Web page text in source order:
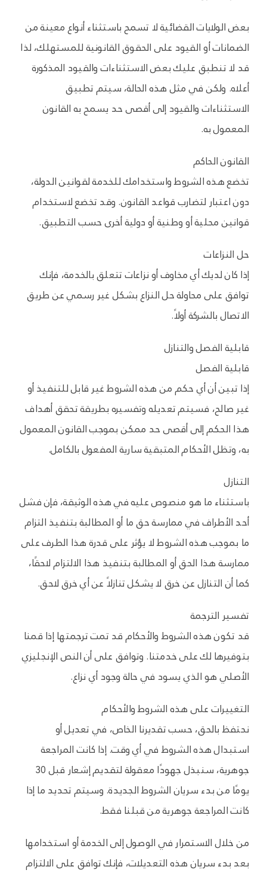
بعض الولايات القضائية لا تسمح باستثناء أنواع معينة من
الضمانات أو القيود على الحقوق القانونية للمستهلك، لذا
قد لا تنطبق عليك بعض الاستثناءات والقيود المذكورة
أعلاه. ولكن في مثل هذه الحالة، سيتم تطبيق
الاستثناءات والقيود إلى أقصى حد يسمح به القانون
المعمول به.
القانون الحاكم
تخضع هذه الشروط واستخدامك للخدمة لقوانين الدولة،
دون اعتبار لتضارب قواعد القانون. وقد تخضع لاستخدام
قوانين محلية أو وطنية أو دولية أخرى حسب التطبيق.
حل النزاعات
إذا كان لديك أي مخاوف أو نزاعات تتعلق بالخدمة، فإنك
توافق على محاولة حل النزاع بشكل غير رسمي عن طريق
الاتصال بالشركة أولاً.
قابلية الفصل والتنازل
قابلية الفصل
إذا تبين أن أي حكم من هذه الشروط غير قابل للتنفيذ أو
غير صالح، فسيتم تعديله وتفسيره بطريقة تحقق أهداف
هذا الحكم إلى أقصى حد ممكن بموجب القانون المعمول
به، وتظل الأحكام المتبقية سارية المفعول بالكامل.
التنازل
باستثناء ما هو منصوص عليه في هذه الوثيقة، فإن فشل
أحد الأطراف في ممارسة حق ما أو المطالبة بتنفيذ التزام
ما بموجب هذه الشروط لا يؤثر على قدرة هذا الطرف على
ممارسة هذا الحق أو المطالبة بتنفيذ هذا الالتزام لاحقًا،
كما أن التنازل عن خرق لا يشكل تنازلاً عن أي خرق لاحق.
تفسير الترجمة
قد تكون هذه الشروط والأحكام قد تمت ترجمتها إذا قمنا
بتوفيرها لك على خدمتنا. وتوافق على أن النص الإنجليزي
الأصلي هو الذي يسود في حالة وجود أي نزاع.
التغييرات على هذه الشروط والأحكام
نحتفظ بالحق، حسب تقديرنا الخاص، في تعديل أو
استبدال هذه الشروط في أي وقت. إذا كانت المراجعة
جوهرية، سنبذل جهودًا معقولة لتقديم إشعار قبل 30
يومًا من بدء سريان الشروط الجديدة. وسيتم تحديد ما إذا
كانت المراجعة جوهرية من قبلنا فقط.
من خلال الاستمرار في الوصول إلى الخدمة أو استخدامها
بعد بدء سريان هذه التعديلات، فإنك توافق على الالتزام